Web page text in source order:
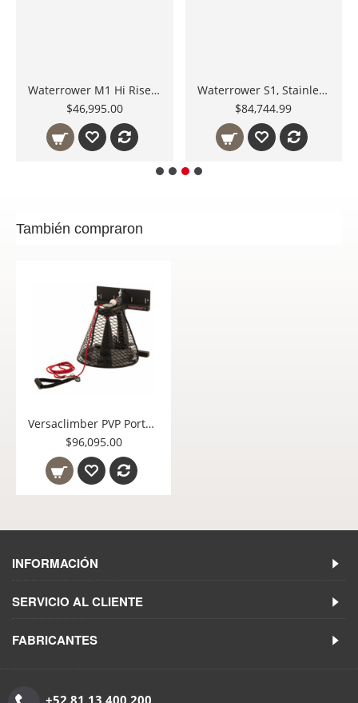
Waterrower M1 Hi Rise Máquina de Remo Metálica de Servicio Pesado M1-HIRISE México
$46,995.00
Waterrower S1, Stainless steel, Máquina de Remo de Acero Inoxidable
$84,744.99
También compraron
Versaclimber PVP Portable VersaPulley ejercicio rotational inertial resistance
$96,095.00
INFORMACIÓN
SERVICIO AL CLIENTE
FABRICANTES